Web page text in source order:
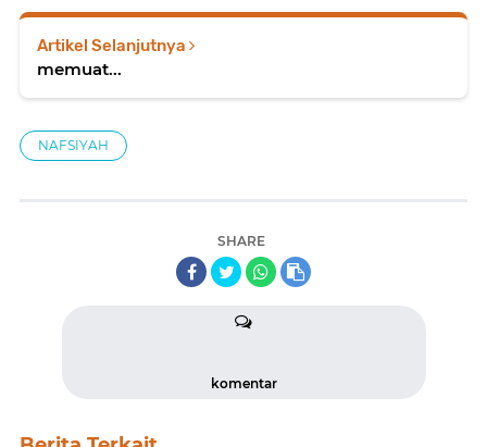
Artikel Selanjutnya
memuat...
NAFSIYAH
SHARE
komentar